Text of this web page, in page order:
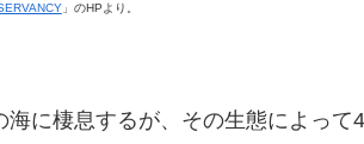
」のHPより。
海に棲息するが、その生態によっ